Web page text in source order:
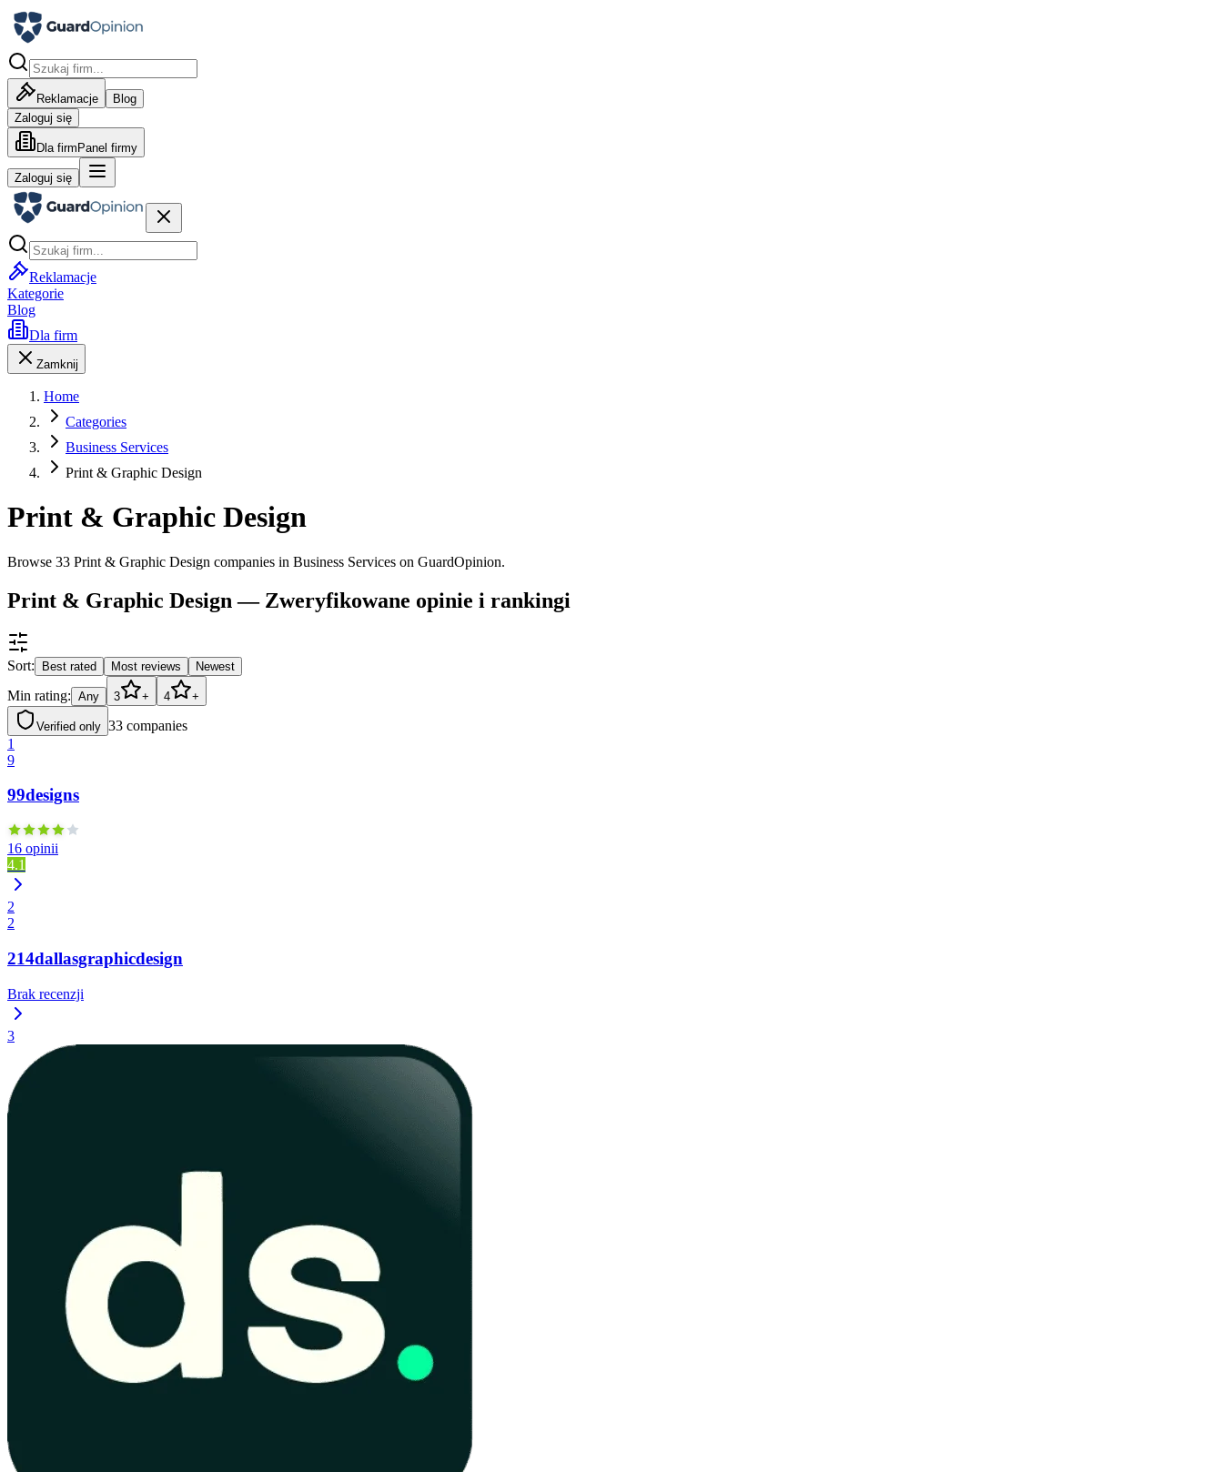
Reklamacje
Blog
Zaloguj się
Dla firm Panel firmy
Zaloguj się
Reklamacje
Kategorie
Blog
Dla firm
Zamknij
Home
Categories
Business Services
Print & Graphic Design
Print & Graphic Design
Browse 33 Print & Graphic Design companies in Business Services on GuardOpinion.
Print & Graphic Design — Zweryfikowane opinie i rankingi
Sort: Best rated Most reviews Newest
Min rating: Any 3 + 4 +
Verified only 33 companies
1
9
99designs
16 opinii
4.1
2
2
214dallasgraphicdesign
Brak recenzji
3